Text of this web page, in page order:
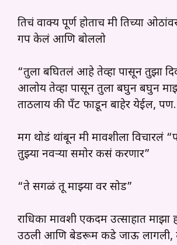
तिचं वाक्य पूर्ण होताच मी तिच्या
गप केलं आणि बोललो
“तुला बघितलं आहे तेव्हा पासून तुझा
आलोय तेव्हा पासून तुला बघुन बघुन
ताठलाय की पँट फाडून बाहेर येईल,
मग थोडं थांबून मी मावशीला विचारलं
तुझ्या नवऱ्या समोर कसं करणार”
“ते सगळं तू माझ्या वर सोड”
राधिका मावशी एकदम उत्साहात
उठली आणि बेडरूम कडे जाऊ लागली,